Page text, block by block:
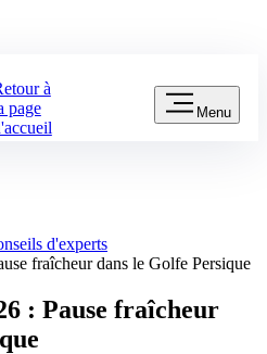
à
page
Menu
d'experts
fraîcheur dans le Golfe Persique
: Pause fraîcheur